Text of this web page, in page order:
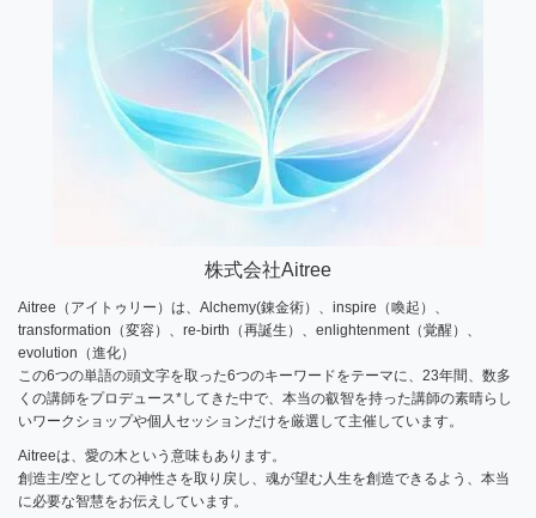
株式会社Aitree
Aitree（アイトゥリー）は、Alchemy(錬金術）、inspire（喚起）、
transformation（変容）、re-birth（再誕生）、enlightenment（覚醒）、
evolution（進化）
この6つの単語の頭文字を取った6つのキーワードをテーマに、23年間、数多
くの講師をプロデュース*してきた中で、本当の叡智を持った講師の素晴らし
いワークショップや個人セッションだけを厳選して主催しています。
Aitreeは、愛の木という意味もあります。
創造主/空としての神性さを取り戻し、魂が望む人生を創造できるよう、本当
に必要な智慧をお伝えしています。